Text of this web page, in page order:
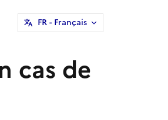
FR- Français
cas de